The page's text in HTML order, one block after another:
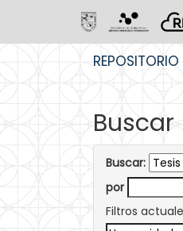
Buscar
Buscar:
por
Filtros